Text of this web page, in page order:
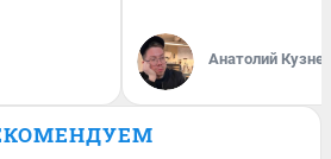
Анатолий